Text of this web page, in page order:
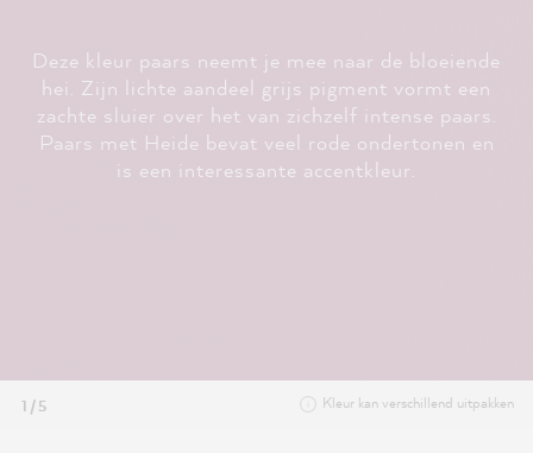
Deze kleur paars neemt je mee naar de bloeiende
hei. Zijn lichte aandeel grijs pigment vormt een
zachte sluier over het van zichzelf intense paars.
Paars met Heide bevat veel rode ondertonen en
is een interessante accentkleur.
1 / 5 Kleur kan verschillend uitpakken